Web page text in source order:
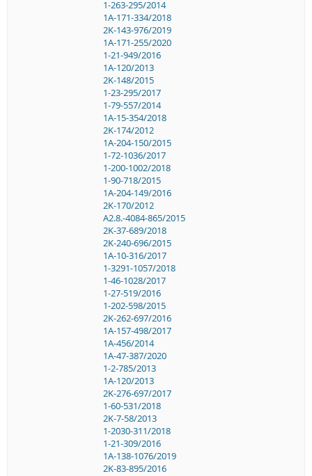
1-263-295/2014
1A-171-334/2018
2K-143-976/2019
1A-171-255/2020
1-21-949/2016
1A-120/2013
2K-148/2015
1-23-295/2017
1-79-557/2014
1A-15-354/2018
2K-174/2012
1A-204-150/2015
1-72-1036/2017
1-200-1002/2018
1-90-718/2015
1A-204-149/2016
2K-170/2012
A2.8.-4084-865/2015
2K-37-689/2018
2K-240-696/2015
1A-10-316/2017
1-3291-1057/2018
1-46-1028/2017
1-27-519/2016
1-202-598/2015
2K-262-697/2016
1A-157-498/2017
1A-456/2014
1A-47-387/2020
1-2-785/2013
1A-120/2013
2K-276-697/2017
1-60-531/2018
2K-7-58/2013
1-2030-311/2018
1-21-309/2016
1A-138-1076/2019
2K-83-895/2016